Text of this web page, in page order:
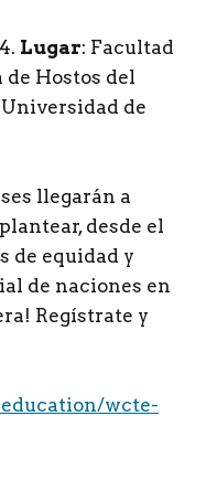
Lugar: Facultad
de Hostos del
de
llegarán a
desde el
de equidad y
de naciones en
Regístrate y
wcte-